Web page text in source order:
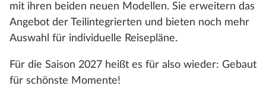
mit ihren beiden neuen Modellen. Sie erweitern das
Angebot der Teilintegrierten und bieten noch mehr
Auswahl für individuelle Reisepläne.
Für die Saison 2027 heißt es für also wieder: Gebaut
für schönste Momente!